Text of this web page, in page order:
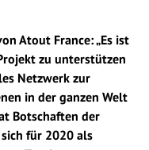
Atout France: „Es ist
zu unterstützen
Netzwerk zur
in der ganzen Welt
Botschaften der
für 2020 als